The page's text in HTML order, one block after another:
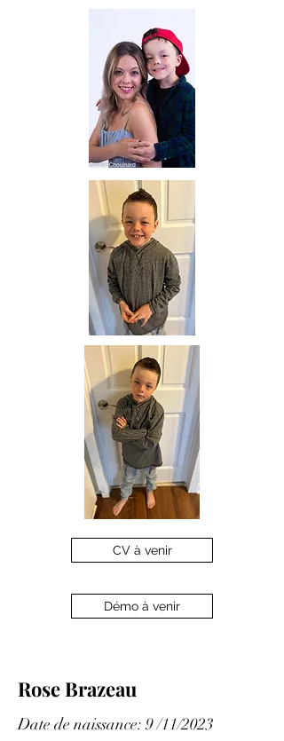
CV à venir
Démo à venir
Rose Brazeau
Date de naissance: 9 /11/2023